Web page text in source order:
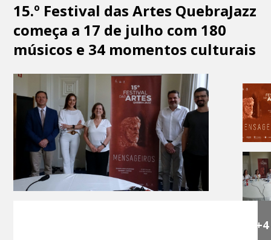
15.º Festival das Artes QuebraJazz
começa a 17 de julho com 180
músicos e 34 momentos culturais
+4